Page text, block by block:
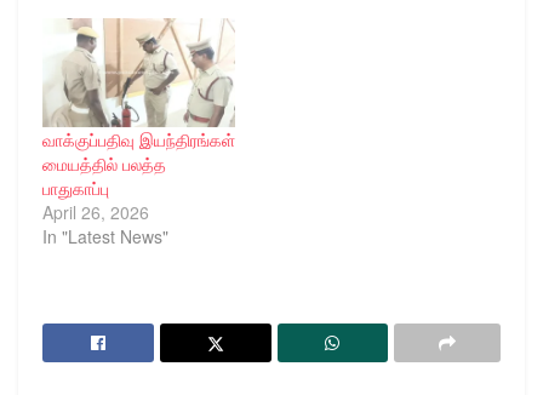
வாக்குப்பதிவு இயந்திரங்கள்
மையத்தில் பலத்த
பாதுகாப்பு
April 26, 2026
In "Latest News"